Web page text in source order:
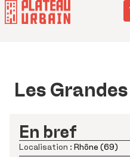
Les
En bref
Rhône (69)